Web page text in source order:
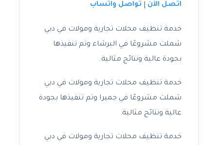
اتصل الآن تواصل واتساب
خدمة تنظيف محلات تجارية ومولات في دبي
شملت مشروعًا في البرشاء وتم تنفيذها
بجودة عالية ونتائج مثالية.
خدمة تنظيف محلات تجارية ومولات في دبي
شملت مشروعًا في جميرا وتم تنفيذها بجودة
عالية ونتائج مثالية.
خدمة تنظيف محلات تجارية ومولات في دبي